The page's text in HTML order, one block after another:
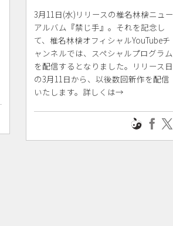
3月11日(水)リリースの椎名林檎ニュー
アルバム『禁じ手』。それを記念し
て、椎名林檎オフィシャルYouTubeチ
ャンネルでは、スペシャルプログラム
を配信するとなりました。リリース日
の3月11日から、以後数回新作を配信
いたします。詳しくは→